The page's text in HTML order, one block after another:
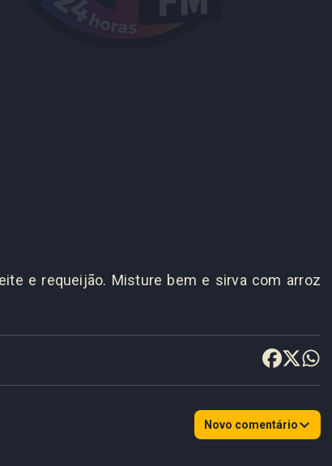
e requeijão. Misture bem e sirva com arroz
Novo comentário